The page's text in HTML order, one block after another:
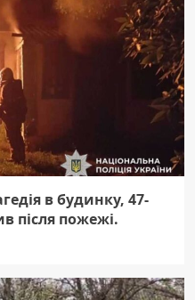
в будинку, 47-
після пожежі.